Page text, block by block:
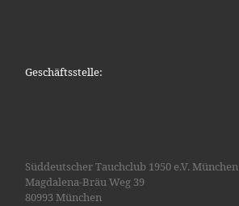
Geschäftsstelle:
Süddeutscher Tauchclub 1950 e.V. München
Magdalena-Bräu Weg 39
80993 München